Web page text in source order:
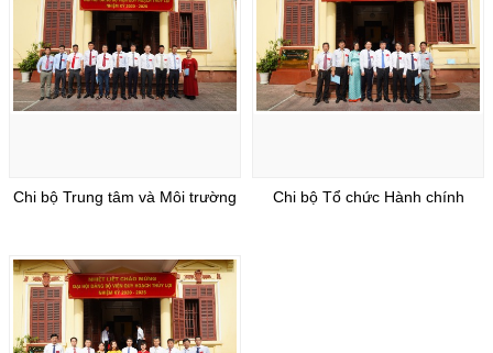
Chi bộ Trung tâm và Môi trường Chi bộ Tổ chức Hành chính